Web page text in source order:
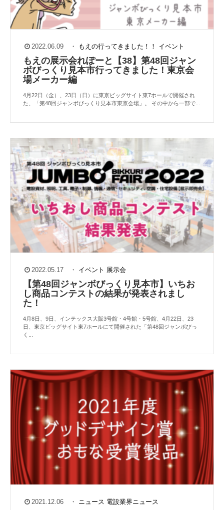
2022.06.09 ・ もえの行ってきました！！ イベント
もえの展示会れぽーと【38】第48回ジャン
ボびっくり⾒本市⾏ってきました！東京会
場メーカー編
4月22日（金）、23日（日）に東京ビッグサイト東7ホールで開催され
た、「第48回ジャンボびっくり見本市東京会場」。 その中から一部で...
2022.05.17 ・ イベント 展示会
【第48回ジャンボびっくり見本市】いちお
し商品コンテストの結果が発表されまし
た！
4月8日、9日、インテックス大阪3号館・4号館・5号館、4月22日、23
日、東京ビッグサイト東7ホールにて開催された「第48回ジャンボびっ
く...
2021.12.06 ・ ニュース 電設業界ニュース